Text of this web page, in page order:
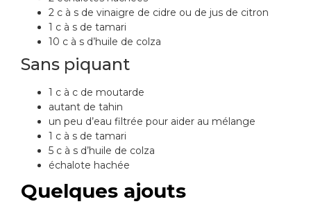
2 c à s de vinaigre de cidre ou de jus de citron
1 c à s de tamari
10 c à s d’huile de colza
Sans piquant
1 c à c de moutarde
autant de tahin
un peu d’eau filtrée pour aider au mélange
1 c à s de tamari
5 c à s d’huile de colza
échalote hachée
Quelques ajouts